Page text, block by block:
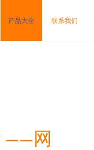
产品大全 联系我们
——网